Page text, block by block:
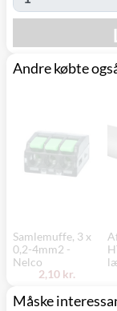
Andre købte
Samlemuffe, 3 x
0,2-4mm2 -
Nelco
2,10 kr.
Måske